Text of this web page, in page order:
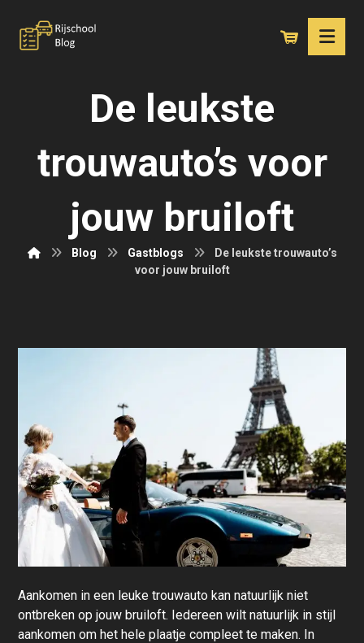
De leukste
trouwauto’s voor
jouw bruiloft
Blog Gastblogs
De leukste trouwauto’s
voor jouw bruiloft
Aankomen in een leuke trouwauto kan natuurlijk niet
ontbreken op jouw bruiloft. Iedereen wilt natuurlijk in stijl
aankomen om het hele plaatje compleet te maken. In